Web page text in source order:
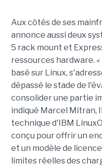
Aux côtés de ses
annonce aussi deux
5 rack mount et
ressources hardware.
basé sur Linux,
dépassé le stade de
consolider une partie
indiqué Marcel Mitran,
technique d'IBM
conçu pour offrir un
et un modèle de
limites réelles des